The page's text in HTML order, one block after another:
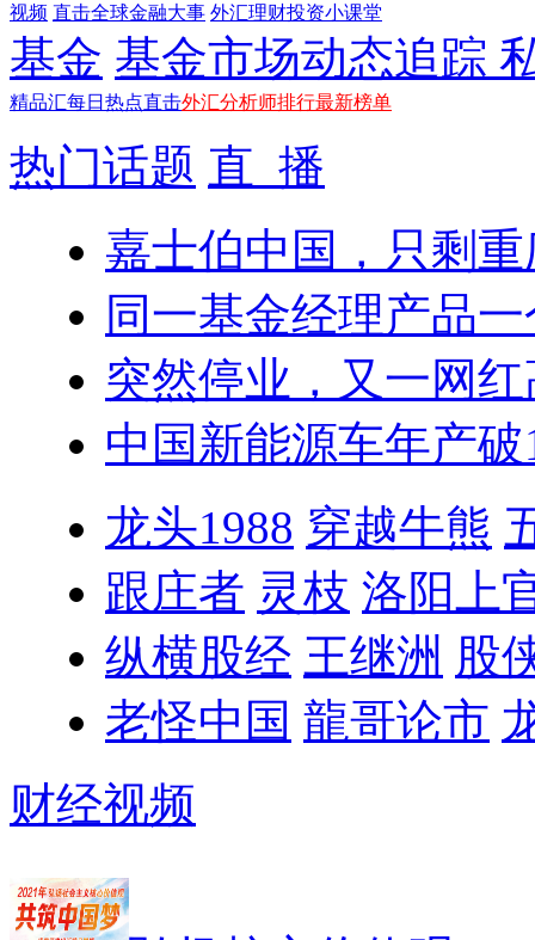
视频 直击全球金融大事 外汇理财投资小课堂
基金 基金市场动态追踪
精品汇每日热点直击外汇分析师排行最新榜单
热门话题 直 播
嘉士伯中国，只剩
同一基金经理产品
突然停业，又一网
中国新能源车年产
龙头1988 穿越牛熊
跟庄者 灵枝 洛阳上
纵横股经 王继洲 股
老怪中国 龍哥论市
财经视频